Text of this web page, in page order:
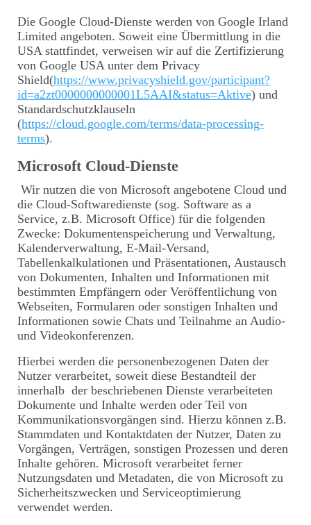
Die Google Cloud-Dienste werden von Google Irland
Limited angeboten. Soweit eine Übermittlung in die
USA stattfindet, verweisen wir auf die Zertifizierung
von Google USA unter dem Privacy
Shield(https://www.privacyshield.gov/participant?
id=a2zt0000000000001L5AAI&status=Aktive) und
Standardschutzklauseln
(https://cloud.google.com/terms/data-processing-
terms).
Microsoft Cloud-Dienste
Wir nutzen die von Microsoft angebotene Cloud und
die Cloud-Softwaredienste (sog. Software as a
Service, z.B. Microsoft Office) für die folgenden
Zwecke: Dokumentenspeicherung und Verwaltung,
Kalenderverwaltung, E-Mail-Versand,
Tabellenkalkulationen und Präsentationen, Austausch
von Dokumenten, Inhalten und Informationen mit
bestimmten Empfängern oder Veröffentlichung von
Webseiten, Formularen oder sonstigen Inhalten und
Informationen sowie Chats und Teilnahme an Audio-
und Videokonferenzen.
Hierbei werden die personenbezogenen Daten der
Nutzer verarbeitet, soweit diese Bestandteil der
innerhalb der beschriebenen Dienste verarbeiteten
Dokumente und Inhalte werden oder Teil von
Kommunikationsvorgängen sind. Hierzu können z.B.
Stammdaten und Kontaktdaten der Nutzer, Daten zu
Vorgängen, Verträgen, sonstigen Prozessen und deren
Inhalte gehören. Microsoft verarbeitet ferner
Nutzungsdaten und Metadaten, die von Microsoft zu
Sicherheitszwecken und Serviceoptimierung
verwendet werden.